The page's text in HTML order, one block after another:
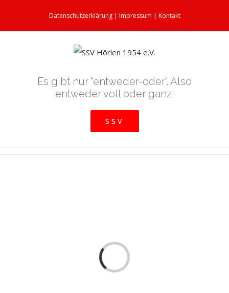
Datenschutzerklärung| Impressum | Kontakt
Es gibt nur "entweder-oder". Also
entweder voll oder ganz!
SSV
Loading...